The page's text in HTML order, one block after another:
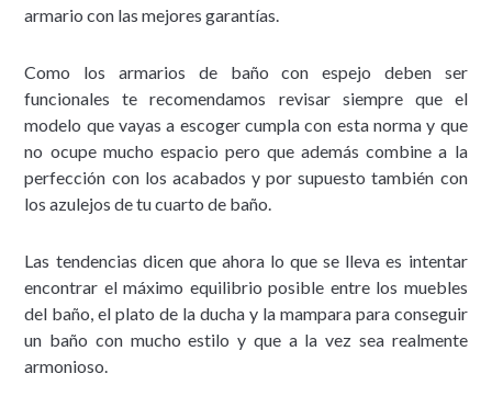
armario con las mejores garantías.
Como los armarios de baño con espejo deben ser
funcionales te recomendamos revisar siempre que el
modelo que vayas a escoger cumpla con esta norma y que
no ocupe mucho espacio pero que además combine a la
perfección con los acabados y por supuesto también con
los azulejos de tu cuarto de baño.
Las tendencias dicen que ahora lo que se lleva es intentar
encontrar el máximo equilibrio posible entre los muebles
del baño, el plato de la ducha y la mampara para conseguir
un baño con mucho estilo y que a la vez sea realmente
armonioso.